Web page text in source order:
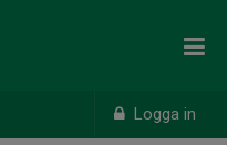
Logga in